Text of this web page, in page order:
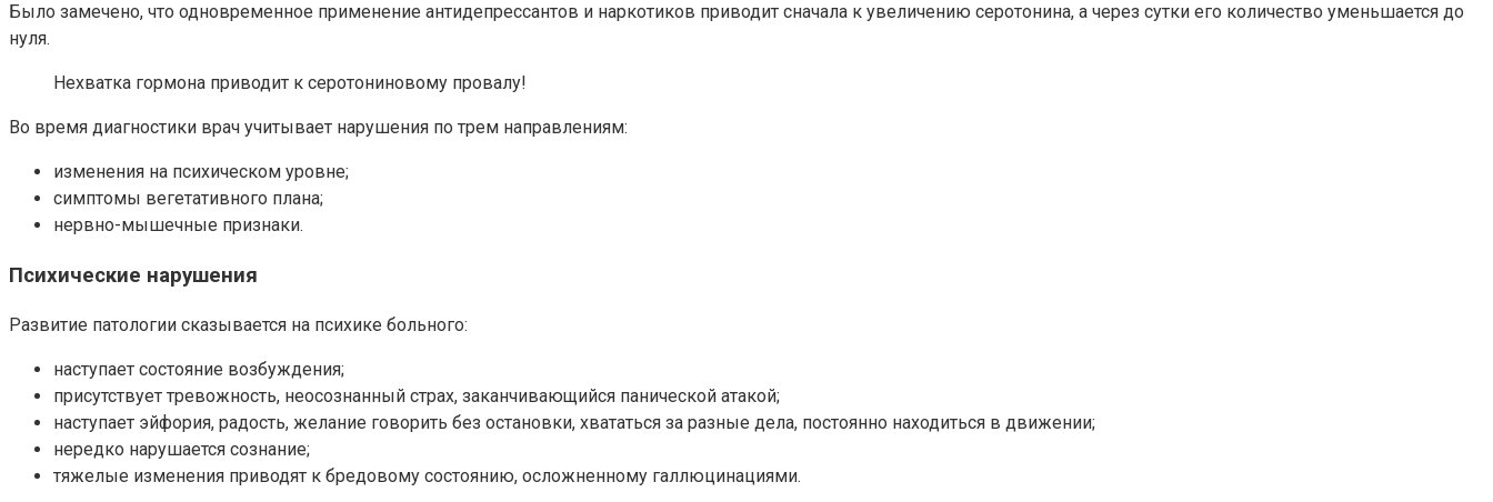
Было замечено, что одновременное применение антидепрессантов и наркотиков приводит сначала к увеличению серотонина, а через сутки его количество уменьшается до
нуля.
Нехватка гормона приводит к серотониновому провалу!
Во время диагностики врач учитывает нарушения по трем направлениям:
изменения на психическом уровне;
симптомы вегетативного плана;
нервно-мышечные признаки.
Психические нарушения
Развитие патологии сказывается на психике больного:
наступает состояние возбуждения;
присутствует тревожность, неосознанный страх, заканчивающийся панической атакой;
наступает эйфория, радость, желание говорить без остановки, хвататься за разные дела, постоянно находиться в движении;
нередко нарушается сознание;
тяжелые изменения приводят к бредовому состоянию, осложненному галлюцинациями.